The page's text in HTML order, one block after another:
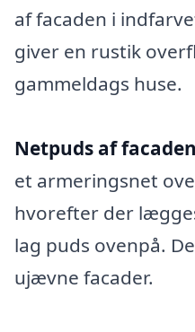
af facaden i
giver en rustik
gammeldags huse.
Netpuds af facaden
et armeringsnet
hvorefter der
lag puds ovenpå.
ujævne facader.